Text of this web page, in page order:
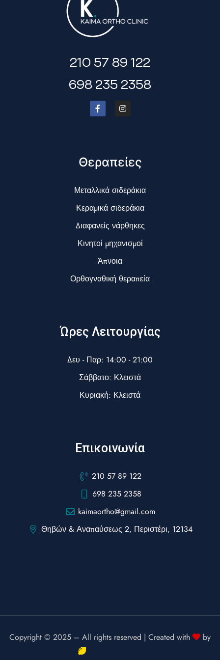
210 57 89 122
698 235 2358
Θεραπείες
Μεταλλικά σιδεράκια
Κεραμικά σιδεράκια
Διαφανείς νάρθηκες
Κινητοί μηχανισμοί
Άπνοια
Ορθογναθική θεραπεία
Ώρες Λειτουργίας
Δευ - Παρ: 14:00 - 21:00
Σάββατο: Κλειστά
Κυριακή: Κλειστά
Επικοινωνία
210 57 89 122
698 235 2358
kaimaortho@gmail.com
Θηβών & Αναπαύσεως 2, Περιστέρι, 12134
Copyright © 2025 – All rights reserved | Created with by